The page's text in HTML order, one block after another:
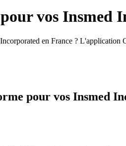
vos Insmed
en France ?
pour vos Insmed